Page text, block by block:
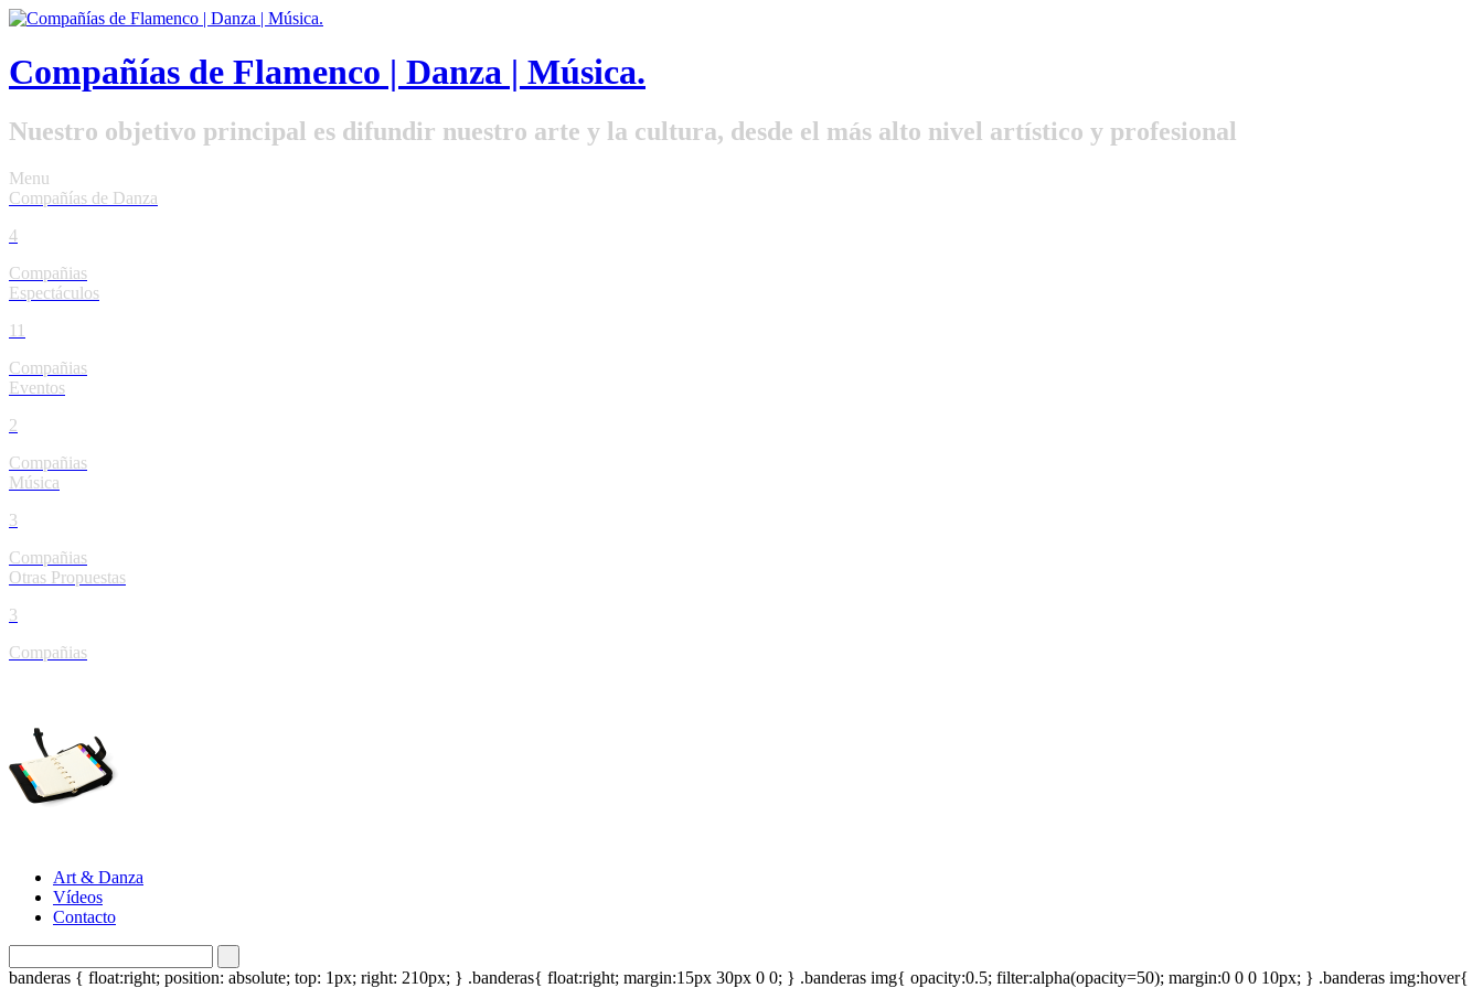
Compañías de Flamenco | Danza | Música.
Nuestro objetivo principal es difundir nuestro arte y la cultura, desde el más alto nivel artístico y profesional
Menu
Compañías de Danza
4
Compañias
Espectáculos
11
Compañias
Eventos
2
Compañias
Música
3
Compañias
Otras Propuestas
3
Compañias
Art & Danza
Vídeos
Contacto
banderas { float:right; position: absolute; top: 1px; right: 210px; } .banderas{ float:right; margin:15px 30px 0 0; } .banderas img{ opacity:0.5; filter:alpha(opacity=50); margin:0 0 0 10px; } .banderas img:hover{